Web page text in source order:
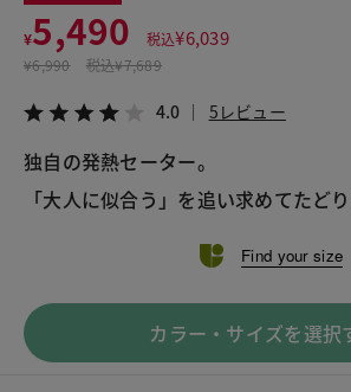
¥5,490 税込¥6,039
¥6,990 税込¥7,689
4.0 5レビュー
独自の発熱セーター。
「大人に似合う」を追い求めてたど
Find your size
カラー・サイズを選択
LINE X